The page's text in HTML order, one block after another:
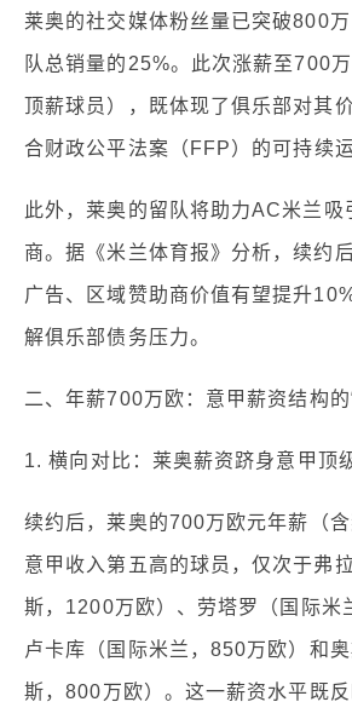
莱奥的社交媒体粉丝量已突破800
队总销量的25%。此次涨薪至700
顶薪球员），既体现了俱乐部对其
合财政公平法案（FFP）的可持续运
此外，莱奥的留队将助力AC米兰吸
商。据《米兰体育报》分析，续约
广告、区域赞助商价值有望提升
解俱乐部债务压力。
二、年薪700万欧：意甲薪资结构的
1. 横向对比：莱奥薪资跻身意甲顶
续约后，莱奥的700万欧元年薪（
意甲收入第五高的球员，仅次于弗
斯，1200万欧）、劳塔罗（国际米
卢卡库（国际米兰，850万欧）和
斯，800万欧）。这一薪资水平既